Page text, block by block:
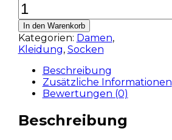
In den Warenkorb
Kategorien: Damen,
Kleidung, Socken
Beschreibung
Zusätzliche Informationen
Bewertungen (0)
Beschreibung